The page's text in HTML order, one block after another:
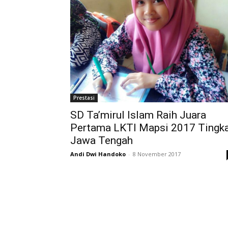
Prestasi
SD Ta’mirul Islam Raih Juara
Pertama LKTI Mapsi 2017
Jawa Tengah
Andi Dwi Handoko - 8 November 2017